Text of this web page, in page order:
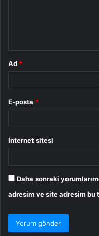
Ad *
E-posta *
İnternet sitesi
Daha sonraki
adresim ve site adresim bu